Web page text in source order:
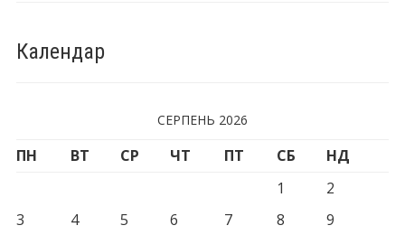
Календар
СЕРПЕНЬ 2026
ПН ВТ СР ЧТ ПТ СБ
НД
1
2
3
4 5 6 7 8 9